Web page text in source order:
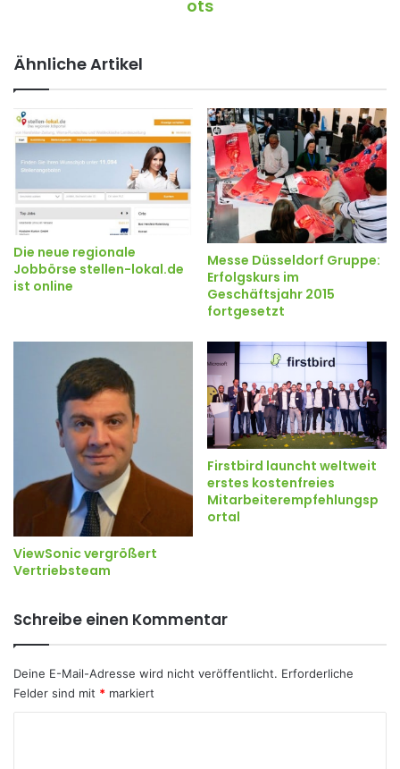
ots
Ähnliche Artikel
Die neue regionale
Jobbörse stellen-lokal.de
ist online
Messe Düsseldorf Gruppe:
Erfolgskurs im
Geschäftsjahr 2015
fortgesetzt
ViewSonic vergrößert
Vertriebsteam
Firstbird launcht weltweit
erstes kostenfreies
Mitarbeiterempfehlungsp
ortal
Schreibe einen Kommentar
Deine E-Mail-Adresse wird nicht veröffentlicht. Erforderliche
Felder sind mit * markiert